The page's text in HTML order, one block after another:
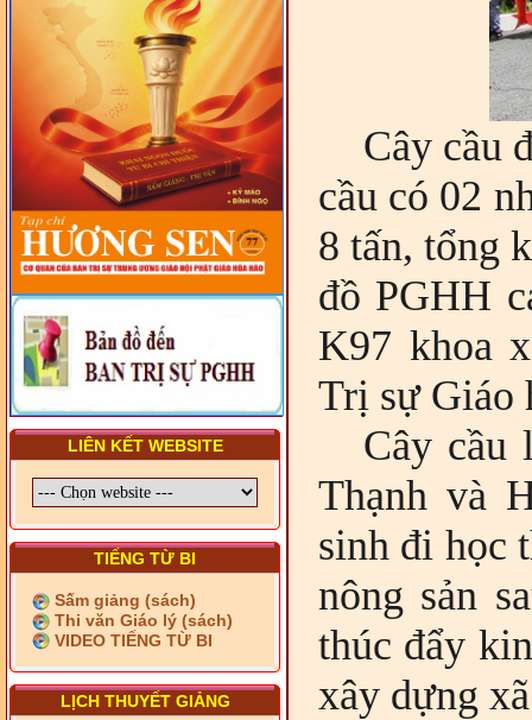
VẤN ĐỀ CHUNG VỀ PHÁP
LUẬT VÀ HỆ THỐNG PHÁP
LUẬT VIỆT NAM
- LỚP TẬP HUẤN LỊCH SỬ,
PHÁP LUẬT VIỆT NAM VÀ
HIẾN CHƯƠNG GIÁO HỘI
PGHH NHIỆM KỲ VI (2024-
2029) CHO TRỊ SỰ VIÊN
TRUNG ƯƠNG, BAN ĐẠI
DIỆN TỈNH VÀ GIÁO LÝ
VIÊN - CHUYÊN ĐỀ: SỰ RA
ĐỜI, BẢN CHẤT, CHỨC
NĂNG VÀ HÌNH THỨC CỦA
LIÊN KẾT WEBSITE
TIẾNG TỪ BI
Sấm giảng (sách)
Thi văn Giáo lý (sách)
VIDEO TIẾNG TỪ BI
LỊCH THUYẾT GIẢNG
Cây cầu
cầu có 02
8 tấn, tổng
đồ PGHH
K97 khoa
Trị sự Giáo
Cây cầu
Thạnh và
sinh đi học
nông sản
thúc đẩy
xây dựng